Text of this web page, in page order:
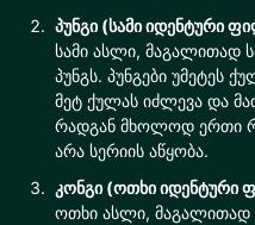
პუნგი (სამი იდენტური
სამი ასლი, მაგალითად
პუნგს. პუნგები უმეტეს
მეტ ქულას იძლევა და
რადგან მხოლოდ ერთი
არა სერიის აწყობა.
კონგი (ოთხი იდენტური
ოთხი ასლი, მაგალითად